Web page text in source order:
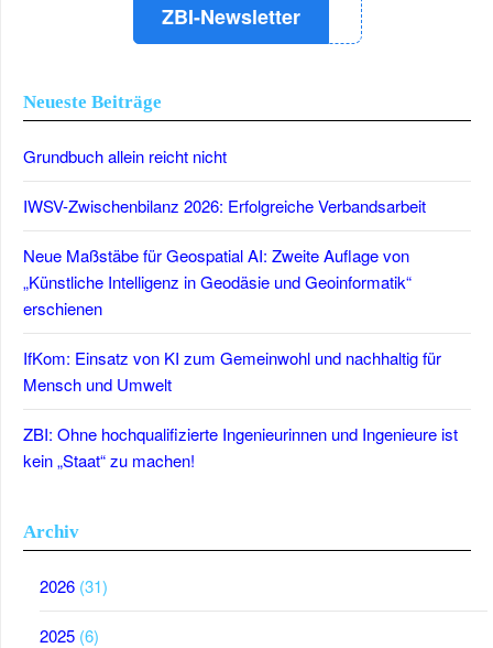
ZBI-Newsletter
Neueste Beiträge
Grundbuch allein reicht nicht
IWSV-Zwischenbilanz 2026: Erfolgreiche Verbandsarbeit
Neue Maßstäbe für Geospatial AI: Zweite Auflage von
„Künstliche Intelligenz in Geodäsie und Geoinformatik“
erschienen
IfKom: Einsatz von KI zum Gemeinwohl und nachhaltig für
Mensch und Umwelt
ZBI: Ohne hochqualifizierte Ingenieurinnen und Ingenieure ist
kein „Staat“ zu machen!
Archiv
2026 (31)
2025 (6)